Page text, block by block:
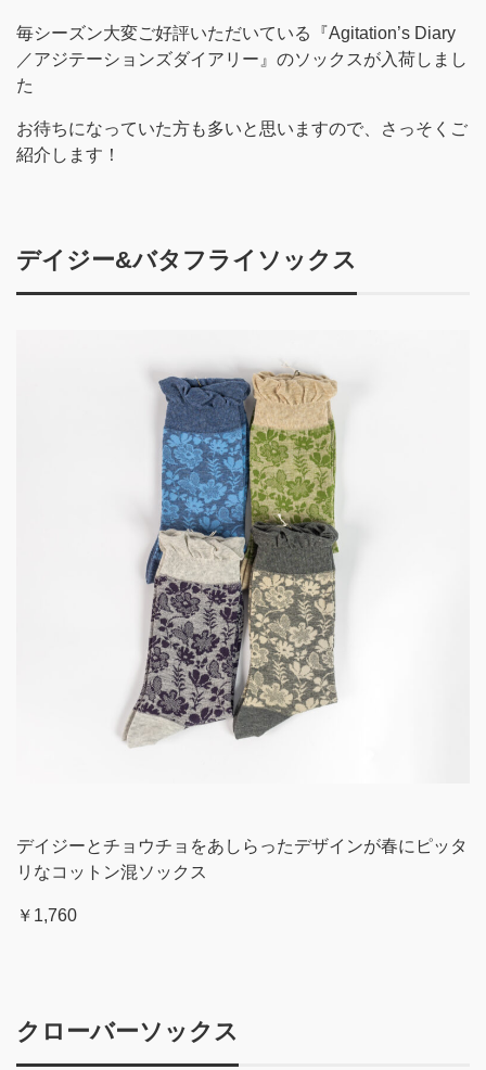
毎シーズン大変ご好評いただいている『Agitation’s Diary
／アジテーションズダイアリー』のソックスが入荷しまし
た
お待ちになっていた方も多いと思いますので、さっそくご
紹介します！
デイジー&バタフライソックス
デイジーとチョウチョをあしらったデザインが春にピッタ
リなコットン混ソックス
￥1,760
クローバーソックス